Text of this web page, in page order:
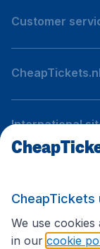
Customer
CheapTickets.nl
International
CheapTickets
We use cookies
in our cookie